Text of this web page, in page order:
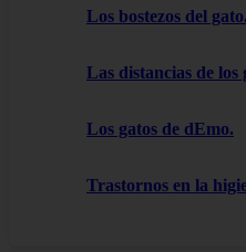
Los bostezos del gato.
Las distancias de los
Los gatos de dEmo.
Trastornos en la